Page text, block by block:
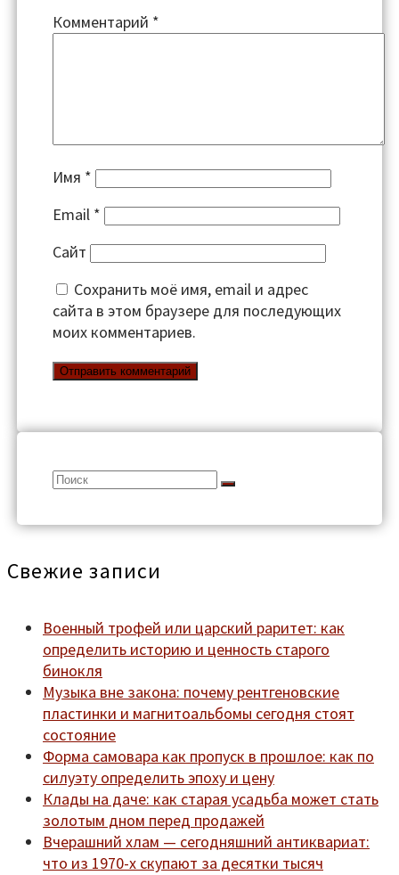
Комментарий *
Имя *
Email *
Сайт
Сохранить моё имя, email и адрес
сайта в этом браузере для последующих
моих комментариев.
Search
Свежие записи
Военный трофей или царский раритет: как
определить историю и ценность старого
бинокля
Музыка вне закона: почему рентгеновские
пластинки и магнитоальбомы сегодня стоят
состояние
Форма самовара как пропуск в прошлое: как по
силуэту определить эпоху и цену
Клады на даче: как старая усадьба может стать
золотым дном перед продажей
Вчерашний хлам — сегодняшний антиквариат:
что из 1970-х скупают за десятки тысяч